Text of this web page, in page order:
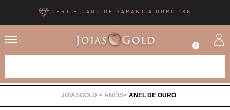
CERTIFICADO DE GARANTIA OURO 18K
0
ANÉIS ANEL DE OURO